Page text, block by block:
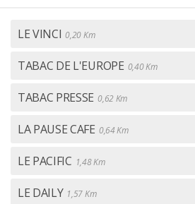
LE VINCI 0,20 Km
TABAC DE L'EUROPE 0,40 Km
TABAC PRESSE 0,62 Km
LA PAUSE CAFE 0,64 Km
LE PACIFIC 1,48 Km
LE DAILY 1,57 Km